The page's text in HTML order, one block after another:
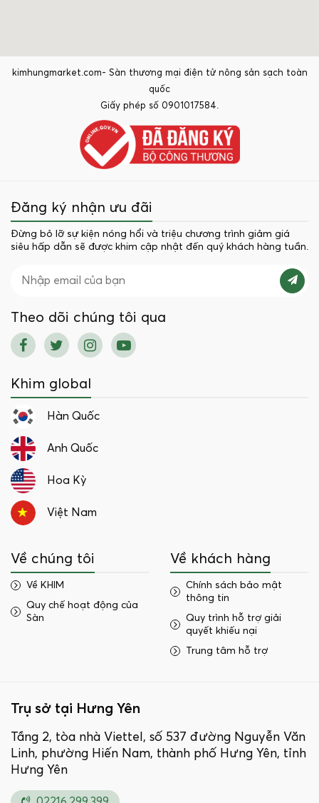
kimhungmarket.com- Sàn thương mại điện tử nông sản sạch toàn
quốc
Giấy phép số 0901017584.
Đăng ký nhận ưu đãi
Đừng bỏ lỡ sự kiện nóng hổi và triệu chương trình giảm giá
siêu hấp dẫn sẽ được khim cập nhật đến quý khách hàng tuần.
Theo dõi chúng tôi qua
Khim global
Hàn Quốc
Anh Quốc
Hoa Kỳ
Việt Nam
Về chúng tôi
Về KHIM
Quy chế hoạt động của
Sàn
Về khách hàng
Chính sách bảo mật
thông tin
Quy trình hỗ trợ giải
quyết khiếu nại
Trung tâm hỗ trợ
Trụ sở tại Hưng Yên
Tầng 2, tòa nhà Viettel, số 537 đường Nguyễn Văn
Linh, phường Hiến Nam, thành phố Hưng Yên, tỉnh
Hưng Yên